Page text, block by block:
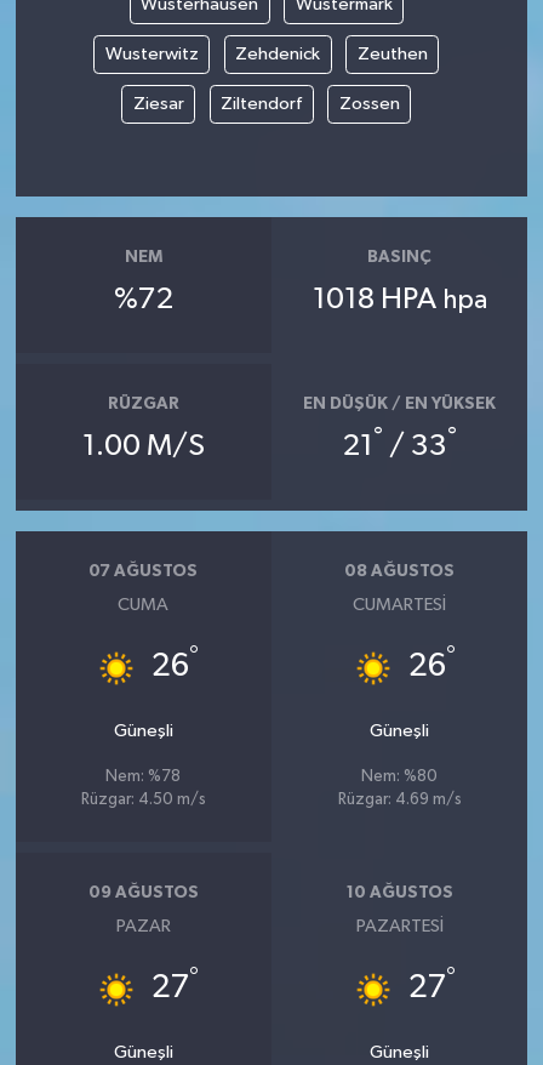
Wusterhausen Wustermark
Wusterwitz Zehdenick Zeuthen
Ziesar Ziltendorf Zossen
NEM
%72
BASINÇ
1018 HPA hpa
RÜZGAR
1.00 M/S
EN DÜŞÜK / EN YÜKSEK
21 ° / 33°
07 AĞUSTOS
CUMA
26°
Güneşli
Nem: %78
Rüzgar: 4.50 m/s
08 AĞUSTOS
CUMARTESI
26°
Güneşli
Nem: %80
Rüzgar: 4.69 m/s
09 AĞUSTOS
PAZAR
27°
Güneşli
10 AĞUSTOS
PAZARTESI
27°
Güneşli